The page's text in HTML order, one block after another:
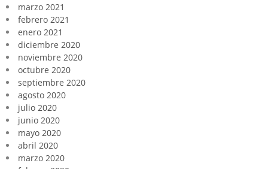
marzo 2021
febrero 2021
enero 2021
diciembre 2020
noviembre 2020
octubre 2020
septiembre 2020
agosto 2020
julio 2020
junio 2020
mayo 2020
abril 2020
marzo 2020